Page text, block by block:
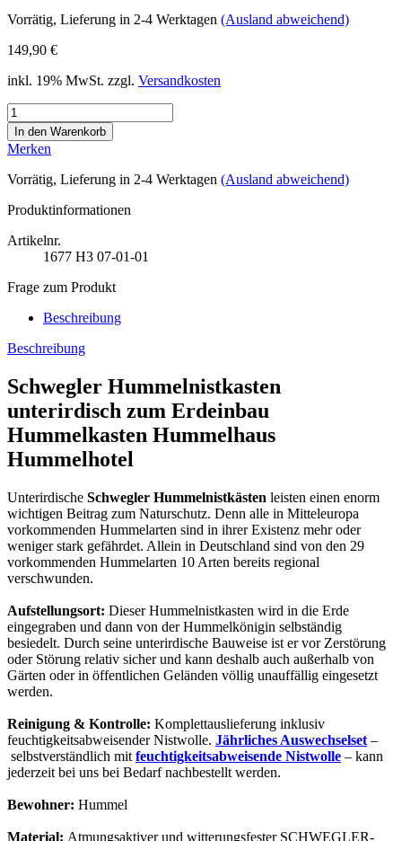
Vorrätig, Lieferung in 2-4 Werktagen (Ausland abweichend)
149,90 €
inkl. 19% MwSt. zzgl. Versandkosten
Merken
Vorrätig, Lieferung in 2-4 Werktagen (Ausland abweichend)
Produktinformationen
Artikelnr.
1677 H3 07-01-01
Frage zum Produkt
Beschreibung
Beschreibung
Schwegler Hummelnistkasten
unterirdisch zum Erdeinbau
Hummelkasten Hummelhaus
Hummelhotel
Unterirdische Schwegler Hummelnistkästen leisten einen enorm
wichtigen Beitrag zum Naturschutz. Denn alle in Mitteleuropa
vorkommenden Hummelarten sind in ihrer Existenz mehr oder
weniger stark gefährdet. Allein in Deutschland sind von den 29
vorkommenden Hummelarten 10 Arten bereits regional
verschwunden.
Aufstellungsort: Dieser Hummelnistkasten wird in die Erde
eingegraben und dann von der Hummelkönigin selbständig
besiedelt. Durch seine unterirdische Bauweise ist er vor Zerstörung
oder Störung relativ sicher und kann deshalb auch außerhalb von
Gärten oder in öffentlichen Geländen völlig unauffällig eingesetzt
werden.
Reinigung & Kontrolle: Komplettauslieferung inklusiv
feuchtigkeitsabweisender Nistwolle. Jährliches Auswechselset –
selbstverständlich mit feuchtigkeitsabweisende Nistwolle – kann
jederzeit bei uns bei Bedarf nachbestellt werden.
Bewohner: Hummel
Material: Atmungsaktiver und witterungsfester SCHWEGLER-